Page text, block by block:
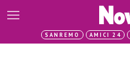
SANREMO AMICI 24